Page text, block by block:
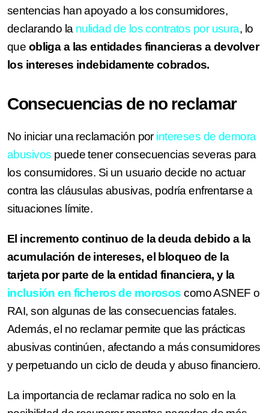
sentencias han apoyado a los consumidores,
declarando la nulidad de los contratos por usura, lo
que obliga a las entidades financieras a devolver
los intereses indebidamente cobrados.
Consecuencias de no reclamar
No iniciar una reclamación por intereses de demora
abusivos puede tener consecuencias severas para
los consumidores. Si un usuario decide no actuar
contra las cláusulas abusivas, podría enfrentarse a
situaciones límite.
El incremento continuo de la deuda debido a la
acumulación de intereses, el bloqueo de la
tarjeta por parte de la entidad financiera, y la
inclusión en ficheros de morosos como ASNEF o
RAI, son algunas de las consecuencias fatales.
Además, el no reclamar permite que las prácticas
abusivas continúen, afectando a más consumidores
y perpetuando un ciclo de deuda y abuso financiero.
La importancia de reclamar radica no solo en la